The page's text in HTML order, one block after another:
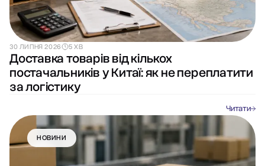
30 ЛИПНЯ 2026 5 ХВ
Доставка товарів від кількох
постачальників у Китаї: як не переплатити
за логістику
Читати
НОВИНИ